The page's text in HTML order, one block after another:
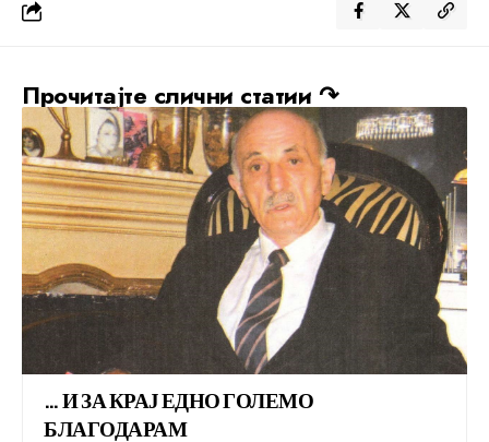
Прочитајте слични статии ↷
… И ЗА КРАЈ ЕДНО ГОЛЕМО
БЛАГОДАРАМ